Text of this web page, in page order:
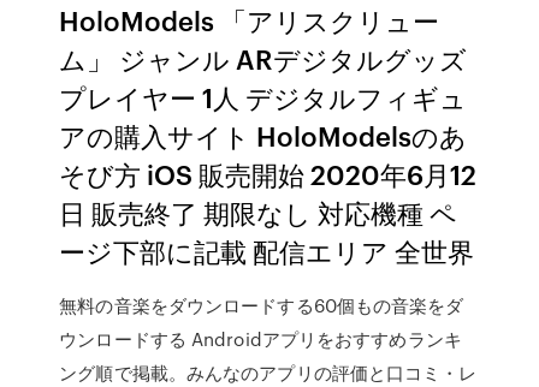
HoloModels 「アリスクリュー
ム」 ジャンル ARデジタルグッズ
プレイヤー 1人 デジタルフィギュ
アの購入サイト HoloModelsのあ
そび方 iOS 販売開始 2020年6月12
日 販売終了 期限なし 対応機種 ペ
ージ下部に記載 配信エリア 全世界
無料の音楽をダウンロードする60個もの音楽をダ
ウンロードする Androidアプリをおすすめランキ
ング順で掲載。みんなのアプリの評価と口コミ・レ